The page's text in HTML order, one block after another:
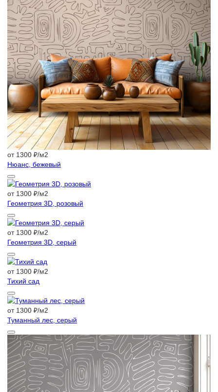
от 1300 ₽/м2
Нюанс, бежевый
от 1300 ₽/м2
Геометрия 3D, розовый
от 1300 ₽/м2
Геометрия 3D, серый
от 1300 ₽/м2
Тихий сад
от 1300 ₽/м2
Туманный лес, серый